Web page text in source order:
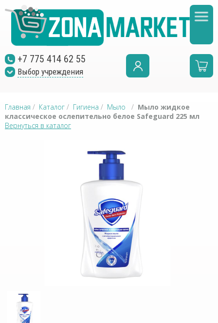
+7 775 414 62 55
Выбор учреждения
Главная / Каталог / Гигиена / Мыло / Мыло жидкое
классическое ослепительно белое Safeguard 225 мл
Вернуться в каталог